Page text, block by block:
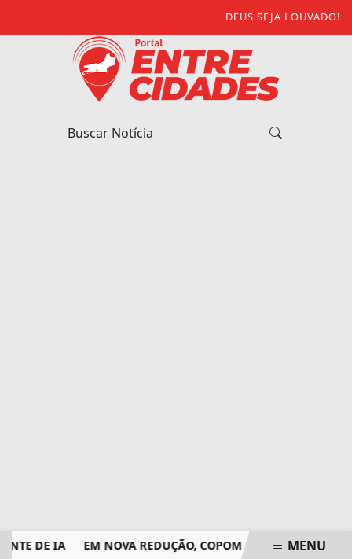
DEUS SEJA LOUVADO!
DE IA EM NOVA REDUÇÃO, COPOM BAIXA TAXA SELIC
MENU